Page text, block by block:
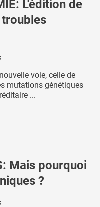
L'édition de
voie, celle de
mutations génétiques
...
Mais pourquoi
?